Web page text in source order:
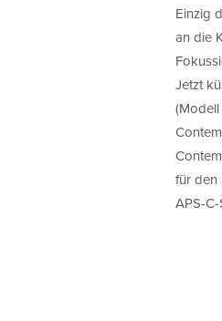
Einzig
an die
Jetzt
für den
APS-